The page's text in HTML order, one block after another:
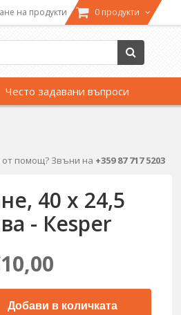
на продукти 0 продукти
Често задавани въпроси
помощ? Звъни на +359 87 717 5203
40 х 24,5
- Кеsper
Добави в количката